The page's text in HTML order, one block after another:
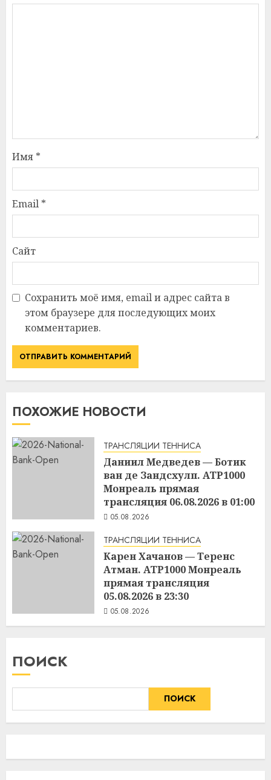
Имя *
Email *
Сайт
Сохранить моё имя, email и адрес сайта в
этом браузере для последующих моих
комментариев.
ПОХОЖИЕ НОВОСТИ
ТРАНСЛЯЦИИ ТЕННИСА
Даниил Медведев — Ботик
ван де Зандсхулп. ATP1000
Монреаль прямая
трансляция 06.08.2026 в 01:00
05.08.2026
ТРАНСЛЯЦИИ ТЕННИСА
Карен Хачанов — Теренс
Атман. ATP1000 Монреаль
прямая трансляция
05.08.2026 в 23:30
05.08.2026
ПОИСК
ПОИСК